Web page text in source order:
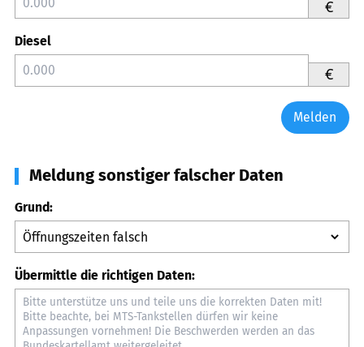
€
Diesel
€
Melden
Meldung sonstiger falscher Daten
Grund:
Übermittle die richtigen Daten: